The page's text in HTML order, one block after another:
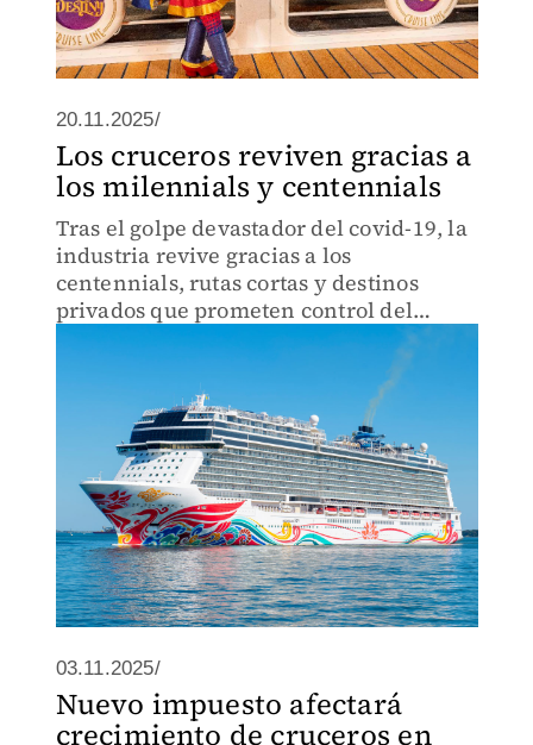
20.11.2025/
Los cruceros reviven gracias a
los milennials y centennials
Tras el golpe devastador del covid-19, la
industria revive gracias a los
centennials, rutas cortas y destinos
privados que prometen control del
turismo. Sin embargo, la presión por
elevar precios despierta dudas sobre
cuánto durará el viaje.
03.11.2025/
Nuevo impuesto afectará
crecimiento de cruceros en